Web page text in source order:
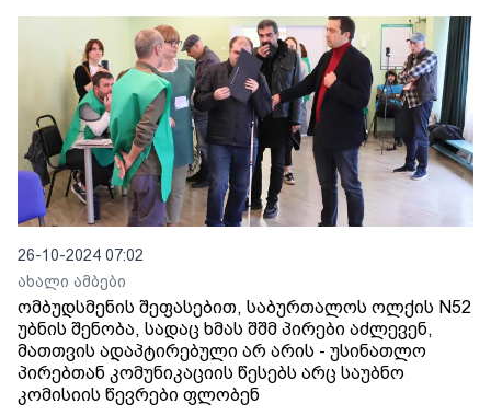
26-10-2024 07:02
ახალი ამბები
ომბუდსმენის შეფასებით, საბურთალოს ოლქის N52
უბნის შენობა, სადაც ხმას შშმ პირები აძლევენ,
მათთვის ადაპტირებული არ არის - უსინათლო
პირებთან კომუნიკაციის წესებს არც საუბნო
კომისიის წევრები ფლობენ